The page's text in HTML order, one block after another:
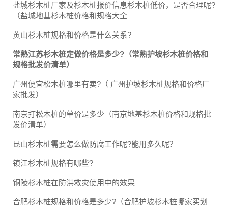
盐城杉木桩厂家及杉木桩报价信息杉木桩低价，是否合理呢?
（盐城地基杉木桩价格和规格大全
黄山杉木桩规格和价格是什么关系?
常熟江苏杉木桩定做价格是多少?（常熟护坡杉木桩价格和
规格批发价清单）
广州便宜松木桩哪里有卖?（ 广州护坡杉木桩规格和价格厂
家批发）
南京打松木桩的单价是多少（南京地基杉木桩价格和规格批
发价清单）
昆山杉木桩需要怎么做防腐工作呢?能用多久呢？
镇江杉木桩规格有哪些?
铜陵杉木桩在防洪救灾使用中的效果
合肥杉木桩规格和价格是多少?（合肥护坡杉木桩哪家买划